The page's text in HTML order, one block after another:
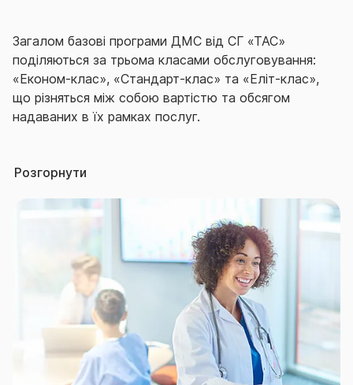
Загалом базові програми ДМС від СГ «ТАС»
поділяються за трьома класами обслуговування:
«Економ-клас», «Стандарт-клас» та «Еліт-клас»,
що різняться між собою вартістю та обсягом
надаваних в їх рамках послуг.
застраховані особи в разі гострого захворювання,
опіку, отруєння, інших розладів здоров’я отримують
необхідну медичну допомогу, зокрема:
амбулаторно-поліклінічну;
стаціонарну;
швидку та невідкладну;
невідкладну та планову стоматологічну.
Розгорнути